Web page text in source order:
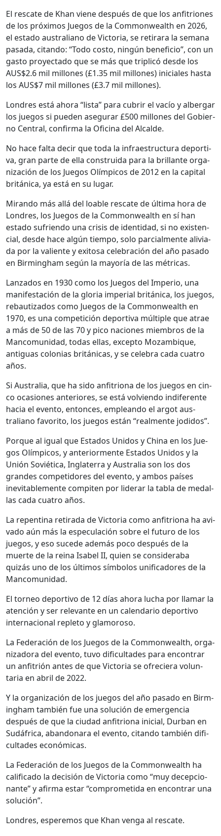
El rescate de Khan viene después de que los anfitri­ones
de los próx­i­mos Jue­gos de la Com­mon­wealth en 2026,
el esta­do aus­traliano de Vic­to­ria, se reti­rara la sem­ana
pasa­da, citan­do: “Todo cos­to, ningún ben­efi­cio”, con un
gas­to proyec­ta­do que se más que trip­licó des­de los
AUS$2.6 mil mil­lones (£1.35 mil mil­lones) ini­ciales has­ta
los AUS$7 mil mil­lones (£3.7 mil mil­lones).
Lon­dres está aho­ra “lista” para cubrir el vacío y alber­gar
los jue­gos si pueden ase­gu­rar £500 mil­lones del Gob­ier­
no Cen­tral, con­fir­ma la Ofic­i­na del Alcalde.
No hace fal­ta decir que toda la infraestruc­tura deporti­
va, gran parte de ella con­stru­i­da para la bril­lante orga­
ni­zación de los Jue­gos Olímpi­cos de 2012 en la cap­i­tal
británi­ca, ya está en su lugar.
Miran­do más allá del loable rescate de últi­ma hora de
Lon­dres, los Jue­gos de la Com­mon­wealth en sí han
esta­do sufrien­do una cri­sis de iden­ti­dad, si no exis­ten­
cial, des­de hace algún tiem­po, solo par­cial­mente alivi­a­
da por la valiente y exi­tosa cel­e­bración del año pasa­do
en Birm­ing­ham según la may­oría de las métri­c­as.
Lan­za­dos en 1930 como los Jue­gos del Impe­rio, una
man­i­festación de la glo­ria impe­r­i­al británi­ca, los jue­gos,
reba­u­ti­za­dos como Jue­gos de la Com­mon­wealth en
1970, es una com­peti­ción deporti­va múlti­ple que atrae
a más de 50 de las 70 y pico naciones miem­bros de la
Man­co­mu­nidad, todas ellas, excep­to Mozam­bique,
antiguas colo­nias británi­cas, y se cel­e­bra cada cua­tro
años.
Si Aus­tralia, que ha sido anfitri­ona de los jue­gos en cin­
co oca­siones ante­ri­ores, se está volvien­do indifer­ente
hacia el even­to, entonces, emple­an­do el argot aus­
traliano favorito, los jue­gos están “real­mente jodi­dos”.
Porque al igual que Esta­dos Unidos y Chi­na en los Jue­
gos Olímpi­cos, y ante­ri­or­mente Esta­dos Unidos y la
Unión Soviéti­ca, Inglater­ra y Aus­tralia son los dos
grandes com­peti­dores del even­to, y ambos país­es
inevitable­mente com­piten por lid­er­ar la tabla de medal­
las cada cua­tro años.
La repenti­na reti­ra­da de Vic­to­ria como anfitri­ona ha avi­
va­do aún más la espec­u­lación sobre el futuro de los
jue­gos, y eso sucede además poco después de la
muerte de la reina Isabel II, quien se con­sid­er­a­ba
quizás uno de los últi­mos sím­bo­los unifi­cadores de la
Man­co­mu­nidad.
El tor­neo deporti­vo de 12 días aho­ra lucha por lla­mar la
aten­ción y ser rel­e­vante en un cal­en­dario deporti­vo
inter­na­cional reple­to y glam­oroso.
La Fed­eración de los Jue­gos de la Com­mon­wealth, orga­
ni­zado­ra del even­to, tuvo difi­cul­tades para encon­trar
un anfitrión antes de que Vic­to­ria se ofreciera vol­un­
taria en abril de 2022.
Y la orga­ni­zación de los jue­gos del año pasa­do en Birm­
ing­ham tam­bién fue una solu­ción de emer­gen­cia
después de que la ciu­dad anfitri­ona ini­cial, Dur­ban en
Sudáfrica, aban­donara el even­to, citan­do tam­bién difi­
cul­tades económi­cas.
La Fed­eración de los Jue­gos de la Com­mon­wealth ha
cal­i­fi­ca­do la decisión de Vic­to­ria como “muy decep­cio­
nante” y afir­ma estar “com­pro­meti­da en encon­trar una
solu­ción”.
Lon­dres, esper­e­mos que Khan ven­ga al rescate.